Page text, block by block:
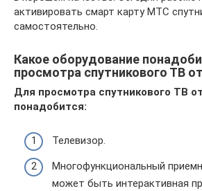
активировать смарт карту МТС
самостоятельно.
Какое оборудование
просмотра спутникового ТВ
Для просмотра спутникового ТВ
понадобится:
Телевизор.
Многофункциональный
может быть интерактивная